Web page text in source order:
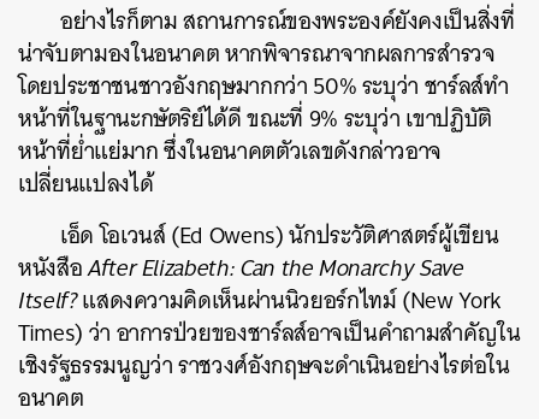
อย่างไรก็ตาม สถานการณ์ของพระองค์ยังคงเป็นสิ่งที่
น่าจับตามองในอนาคต หากพิจารณาจากผลการสำรวจ
โดยประชาชนชาวอังกฤษมากกว่า 50% ระบุว่า ชาร์ลส์ทำ
หน้าที่ในฐานะกษัตริย์ได้ดี ขณะที่ 9% ระบุว่า เขาปฏิบัติ
หน้าที่ย่ำแย่มาก ซึ่งในอนาคตตัวเลขดังกล่าวอาจ
เปลี่ยนแปลงได้
เอ็ด โอเวนส์ (Ed Owens) นักประวัติศาสตร์ผู้เขียน
หนังสือAfter Elizabeth: Can the Monarchy Save
Itself?แสดงความคิดเห็นผ่านนิวยอร์กไทม์ (New York
Times) ว่า อาการป่วยของชาร์ลส์อาจเป็นคำถามสำคัญใน
เชิงรัฐธรรมนูญว่า ราชวงศ์อังกฤษจะดำเนินอย่างไรต่อใน
อนาคต